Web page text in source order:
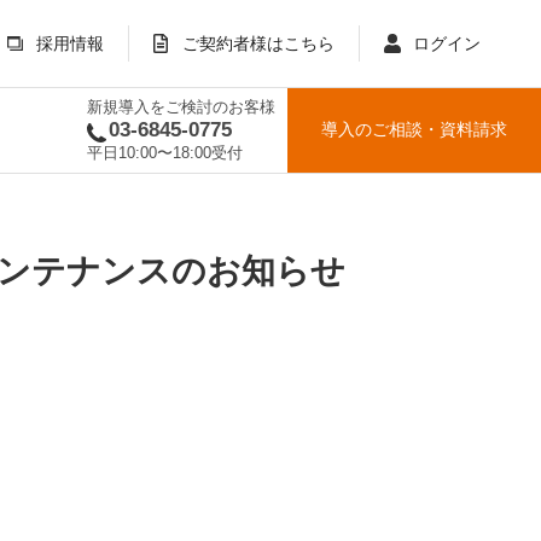
採用情報 ご契約者様はこちら ログイン
新規導入をご検討のお客様
03-6845-0775
平日10:00〜18:00受付
導入のご相談 ・ 資料請求
テナンスのお知らせ